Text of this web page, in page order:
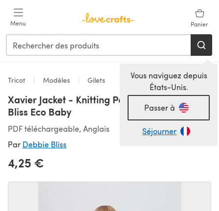
Menu Panier
Vous naviguez depuis
États-Unis.
Passer à
Séjourner
Tricot Modèles Gilets
Xavier Jacket - Knitting Pattern in Debbie
Bliss Eco Baby
PDF téléchargeable, Anglais
Par Debbie Bliss
4,25 €